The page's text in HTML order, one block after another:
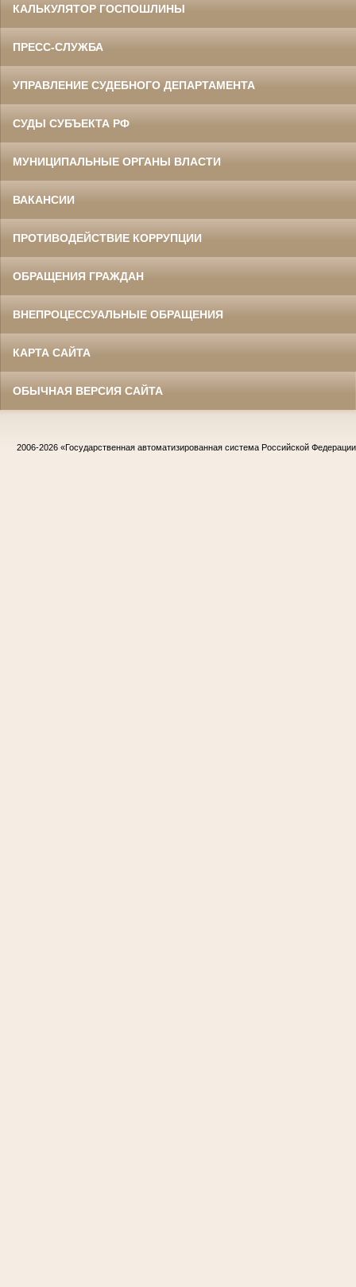
КАЛЬКУЛЯТОР ГОСПОШЛИНЫ
ПРЕСС-СЛУЖБА
УПРАВЛЕНИЕ СУДЕБНОГО ДЕПАРТАМЕНТА
СУДЫ СУБЪЕКТА РФ
МУНИЦИПАЛЬНЫЕ ОРГАНЫ ВЛАСТИ
ВАКАНСИИ
ПРОТИВОДЕЙСТВИЕ КОРРУПЦИИ
ОБРАЩЕНИЯ ГРАЖДАН
ВНЕПРОЦЕССУАЛЬНЫЕ ОБРАЩЕНИЯ
КАРТА САЙТА
ОБЫЧНАЯ ВЕРСИЯ САЙТА
2006-2026 «Государственная автоматизированная система Российской